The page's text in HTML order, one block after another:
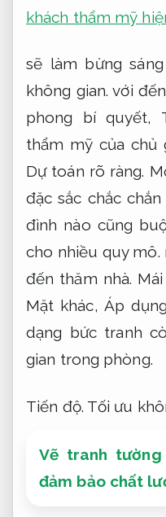
khách thẩm mỹ
sẽ làm bừng
không gian. với
phong bí quyết,
thẩm mỹ của chủ
Dự toán rõ ràng.
đặc sắc chắc
đình nào cũng
cho nhiều quy mô.
đến thăm nhà.
Mặt khác, Áp
dạng bức tranh
gian trong phòng.
Tiến độ. Tối ưu
Vẽ tranh
đảm bảo chất